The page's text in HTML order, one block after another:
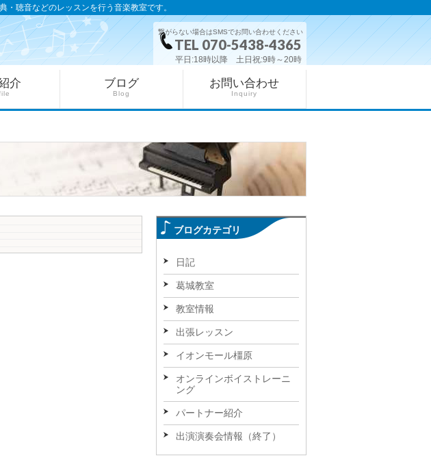
聴音などのレッスンを行う音楽教室です。
繋がらない場合はSMSでお問い合わせください
TEL 070-5438-4365
平日:18時以降 土日祝:9時～20時
介 ブログ
Blog
お問い合わせ
Inquiry
ブログカテゴリ
日記
葛城教室
教室情報
出張レッスン
イオンモール橿原
オンラインボイストレーニ
ング
パートナー紹介
出演演奏会情報（終了）